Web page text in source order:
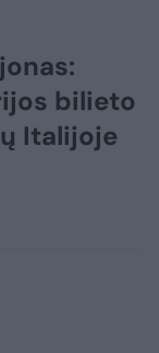
bilieto
Italijoje